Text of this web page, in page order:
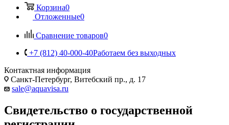
Корзина0
Отложенные0
Сравнение товаров0
+7 (812) 40-000-40Работаем без выходных
Контактная информация
Санкт-Петербург, Витебский пр., д. 17
sale@aquavisa.ru
Свидетельство о государственной